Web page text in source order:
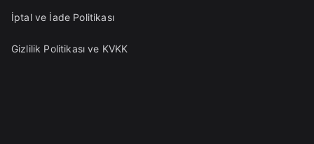
İptal ve İade Politikası
Gizlilik Politikası ve KVKK